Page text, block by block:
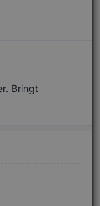
Bringt